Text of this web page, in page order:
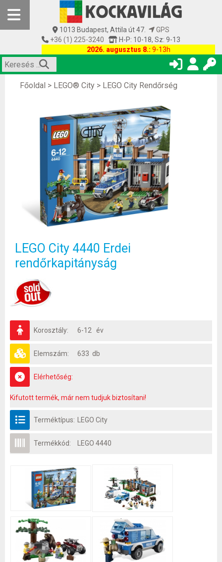
1013 Budapest, Attila út 47.
GPS
+36 (1) 225-3240
H-P: 10-18, Sz: 9-13
2026. augusztus 8.: 9-13h
Főoldal > LEGO® City > LEGO City Rendőrség
LEGO City 4440 Erdei
rendőrkapitányság
Korosztály: 6-12 év
Elemszám: 633 db
Elérhetőség:
Kifutott termék, már nem tudjuk biztosítani!
Terméktípus: LEGO City
Termékkód: LEGO 4440